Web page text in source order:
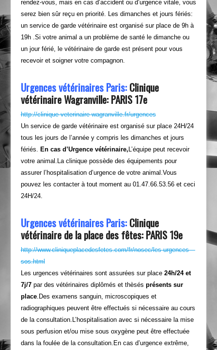
rendez-vous, mais en cas d’accident ou d’urgence vitale, vous
serez bien sûr reçu en priorité. Les dimanches et jours fériés:
un service de garde vétérinaire est organisé sur place de 9h à
19h .Si votre animal a un problème de santé le dimanche ou
un jour férié, le vétérinaire de garde est présent pour vous
recevoir et soigner votre compagnon.
Urgences vétérinaires Paris:Clinique
vétérinaire Wagranville: PARIS 17e
http://clinique-veterinaire-wagranville.fr/urgences
Un service de garde vétérinaire est organisé sur place 24H/24
tous les jours de l’année y compris les dimanches et jours
fériés.
En cas d’Urgence vétérinaire, L’équipe peut recevoir
votre animal.La clinique possède des équipements pour
assurer l’hospitalisation d’urgence de votre animal.Vous
pouvez les contacter à tout moment au 01.47.66.53.56 et ceci
24H/24.
Urgences vétérinaires Paris:Clinique
vétérinaire de la place des fêtes: PARIS 19e
http://www.cliniqueplacedesfetes.com/fr/nosec/les-urgences—
sos.html
Les urgences vétérinaires sont assurées sur place 24h/24 et
7j/7par des vétérinaires diplômés et thèsés présents sur
place.Des examens sanguin, microscopiques et
radiographiques peuvent être effectués si nécessaire au cours
de la consultation.L’hospitalisation avec si nécessaire la mise
sous perfusion et/ou mise sous oxygène peut être effectuée
dans la foulée de la consultation.En cas d’urgence extrême,